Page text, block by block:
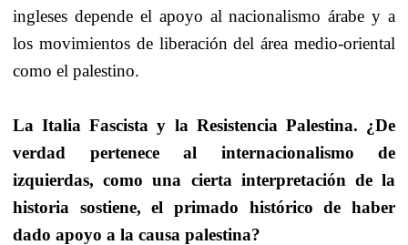
ingleses depende el apoyo al nacionalismo árabe y a
los movimientos de liberación del área medio-oriental
como el palestino.
La Italia Fascista y la Resistencia Palestina. ¿De
verdad pertenece al internacionalismo de
izquierdas, como una cierta interpretación de la
historia sostiene, el primado histórico de haber
dado apoyo a la causa palestina?